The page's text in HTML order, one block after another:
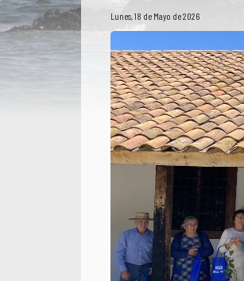
Lunes, 18 de Mayo de 2026